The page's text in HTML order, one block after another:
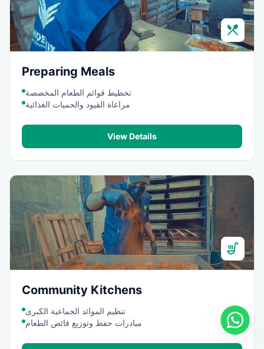
restaurant_menu
Preparing Meals
تخطيط قوائم الطعام المخصصة
مراعاة القيود والحميات الغذائية
View Details
soup_kitchen
Community Kitchens
تنظيم الموائد الجماعية الكبرى
مبادرات حفظ وتوزيع فائض الطعام